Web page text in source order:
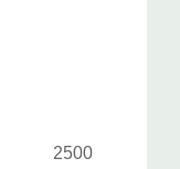
2500